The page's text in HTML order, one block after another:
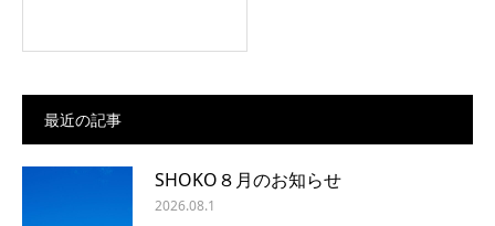
最近の記事
SHOKO８月のお知らせ
2026.08.1